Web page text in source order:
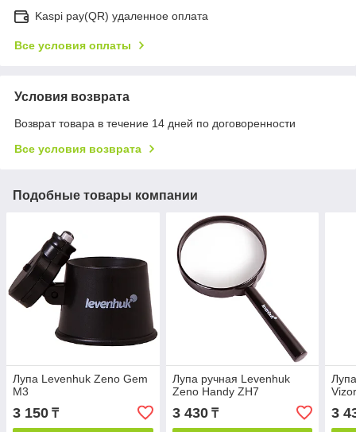
Kaspi pay(QR) удаленное оплата
Все условия оплаты
Условия возврата
Возврат товара в течение 14 дней по договоренности
Все условия возврата
Подобные товары компании
Лупа Levenhuk Zeno Gem
M3
3 150 ₸
Лупа ручная Levenhuk
Zeno Handy ZH7
3 430₸ 3